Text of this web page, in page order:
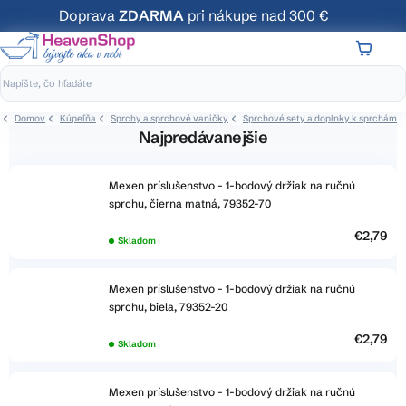
na
obsah
Doprava ZDARMA pri nákupe nad 300 €
Domov Kúpeľňa Sprchy a sprchové vaničky Sprchové sety a doplnky k sprchám
Najpredávanejšie
Mexen príslušenstvo - 1-bodový držiak na ručnú
sprchu, čierna matná, 79352-70
Skladom €2,79
Mexen príslušenstvo - 1-bodový držiak na ručnú
sprchu, biela, 79352-20
Skladom €2,79
Mexen príslušenstvo - 1-bodový držiak na ručnú